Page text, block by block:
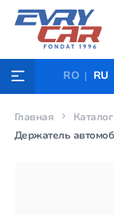
RO RU
Главная Каталог
Держатель